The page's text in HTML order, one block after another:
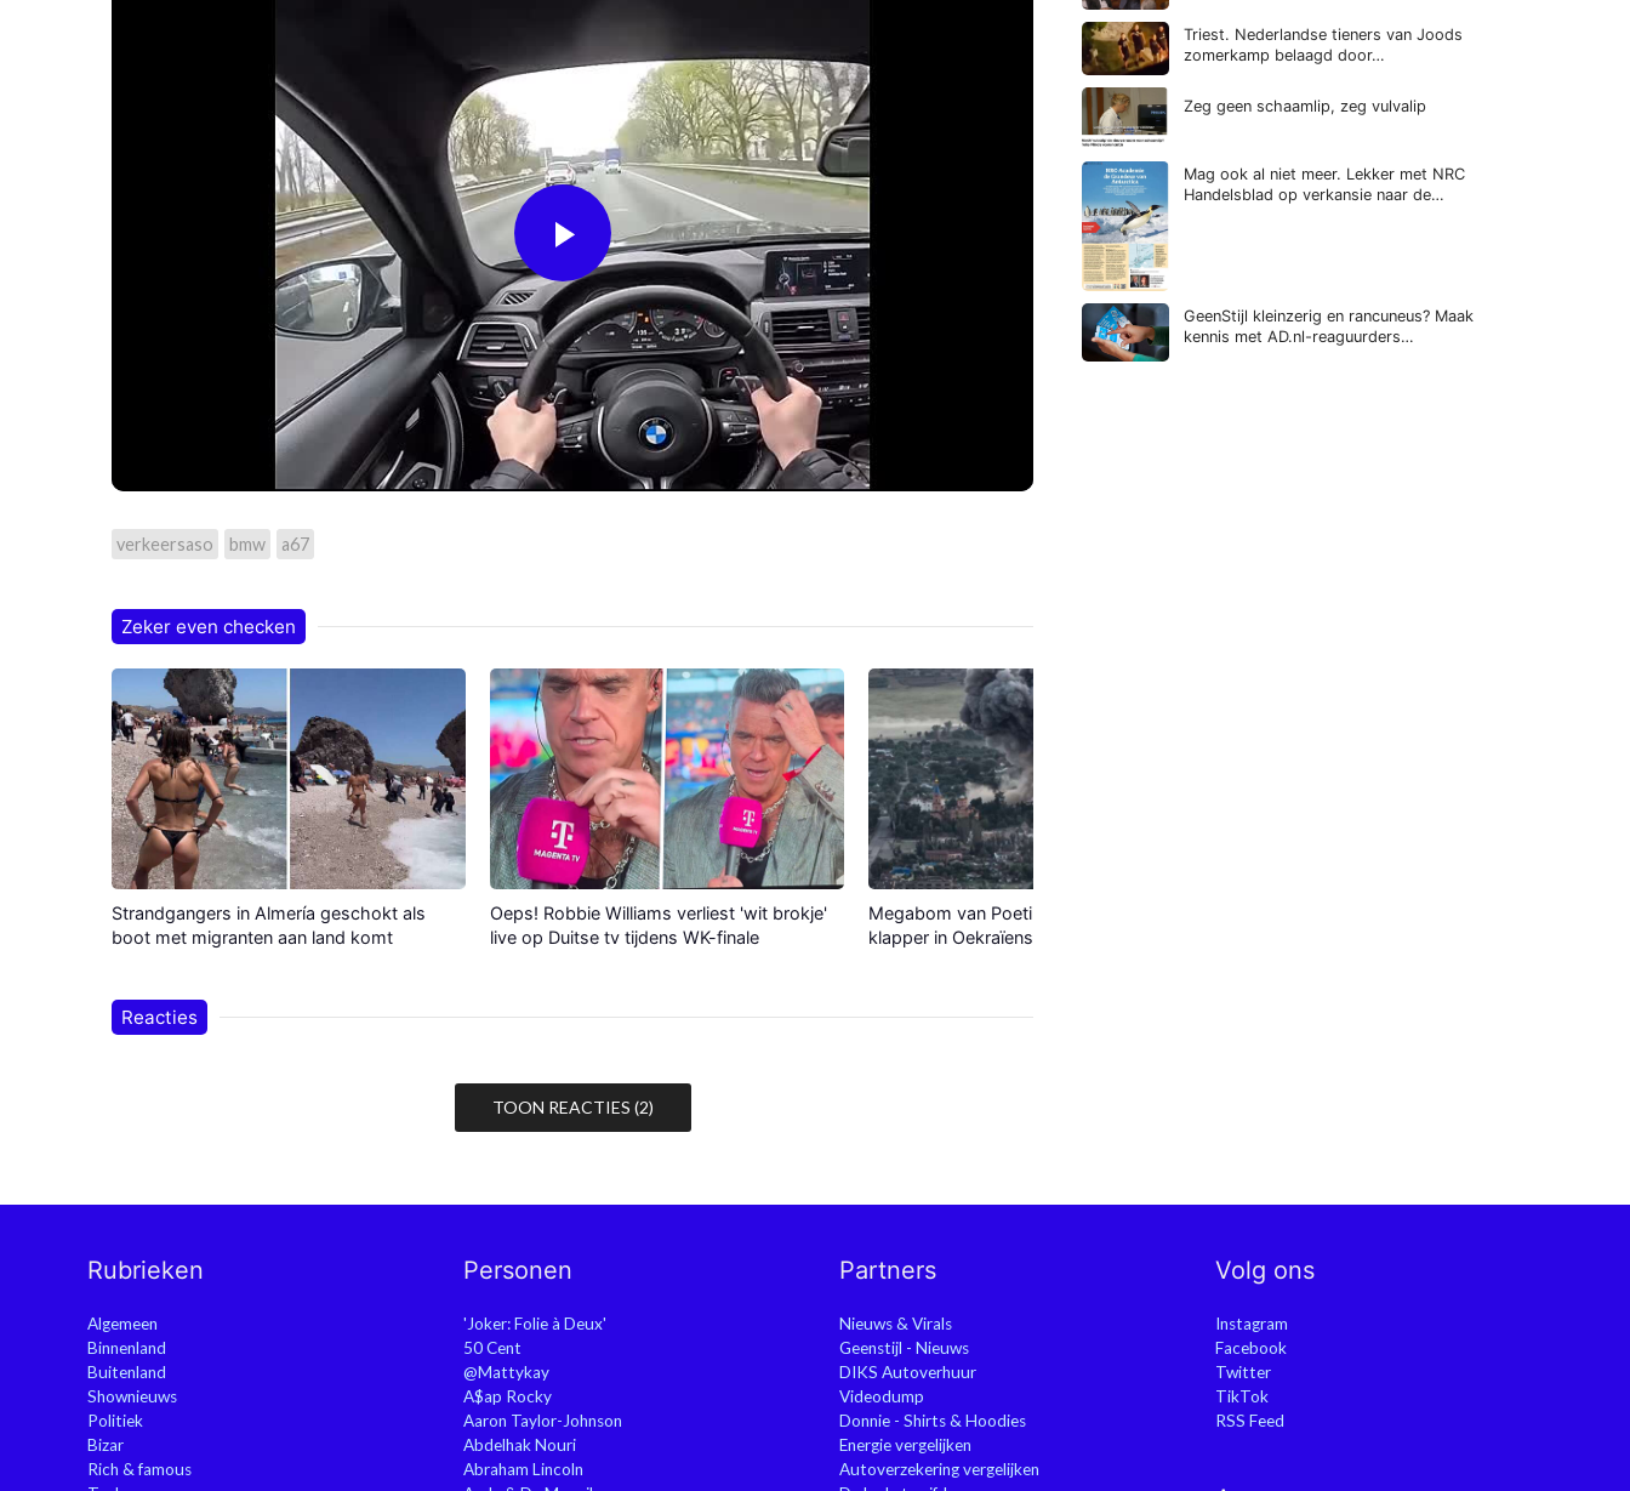
Play
Video
verkeersaso bmw a67
Zeker even checken
Strandgangers in Almería geschokt als
boot met migranten aan land komt
Oeps! Robbie Williams verliest 'wit brokje'
live op Duitse tv tijdens WK-finale
Megabom van Poetin maakt gigantische
klapper in Oekraïense stad
Reacties
TOON REACTIES (2)
Triest. Nederlandse tieners van Joods
zomerkamp belaagd door…
Zeg geen schaamlip, zeg vulvalip
Mag ook al niet meer. Lekker met NRC
Handelsblad op verkansie naar de…
GeenStijl kleinzerig en rancuneus? Maak
kennis met AD.nl-reaguurders…
Rubrieken
Algemeen
Binnenland
Buitenland
Shownieuws
Politiek
Bizar
Rich & famous
Personen
'Joker: Folie à Deux'
50 Cent
@Mattykay
A$ap Rocky
Aaron Taylor-Johnson
Abdelhak Nouri
Abraham Lincoln
Partners
Nieuws & Virals
Geenstijl - Nieuws
DIKS Autoverhuur
Videodump
Donnie - Shirts & Hoodies
Energie vergelijken
Autoverzekering vergelijken
Volg ons
Instagram
Facebook
Twitter
TikTok
RSS Feed